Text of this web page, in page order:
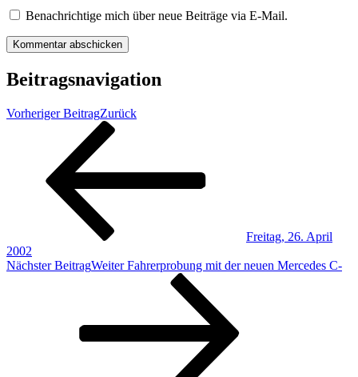
Benachrichtige mich über neue Beiträge via E-Mail.
Beitragsnavigation
Vorheriger BeitragZurück
Freitag, 26. April
2002
Nächster BeitragWeiter Fahrerprobung mit der neuen Mercedes C-